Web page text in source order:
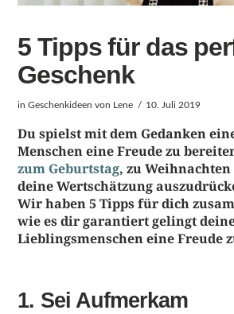
5 Tipps für das
Geschenk
inGeschenkideen von Lene 10. Juli 2019
Du spielst mit dem Gedanken
Menschen eine Freude zu
zum Geburtstag, zu
deine Wertschätzung
Wir haben 5 Tipps für dich
wie es dir garantiert gelingt
Lieblingsmenschen eine Freude
1. Sei Aufmerkam